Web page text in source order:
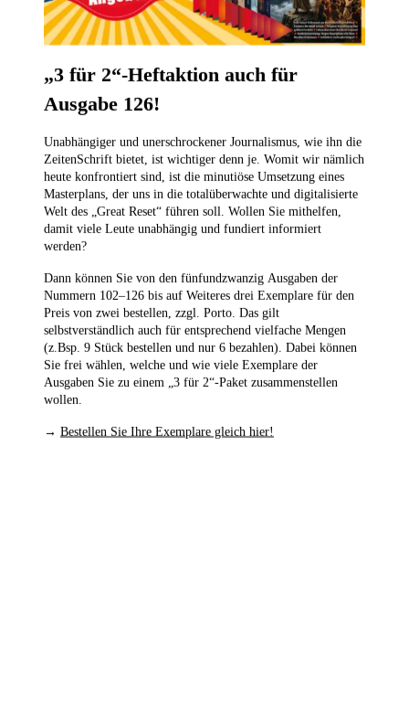
„3 für 2“-Heftaktion auch für
Ausgabe 126!
Unabhängiger und unerschrockener Journalismus, wie ihn die
ZeitenSchrift bietet, ist wichtiger denn je. Womit wir nämlich
heute konfrontiert sind, ist die minutiöse Umsetzung eines
Masterplans, der uns in die totalüberwachte und digitalisierte
Welt des „Great Reset“ führen soll. Wollen Sie mithelfen,
damit viele Leute unabhängig und fundiert informiert
werden?
Dann können Sie von den fünfundzwanzig Ausgaben der
Nummern 102–126 bis auf Weiteres drei Exemplare für den
Preis von zwei bestellen, zzgl. Porto. Das gilt
selbstverständlich auch für entsprechend vielfache Mengen
(z.Bsp. 9 Stück bestellen und nur 6 bezahlen). Dabei können
Sie frei wählen, welche und wie viele Exemplare der
Ausgaben Sie zu einem „3 für 2“-Paket zusammenstellen
wollen.
→ Bestellen Sie Ihre Exemplare gleich hier!